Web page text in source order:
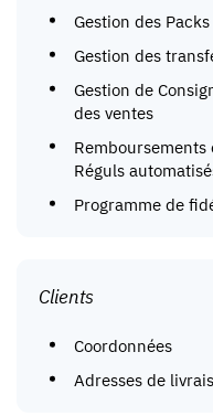
Gestion des Packs
Gestion des
Gestion de
des ventes
Réguls
Programme de
Clients
Coordonnées
Adresses de